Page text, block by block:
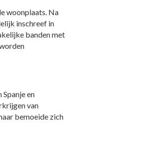
woonplaats. Na
inschreef in
banden met
en
van
bemoeide zich